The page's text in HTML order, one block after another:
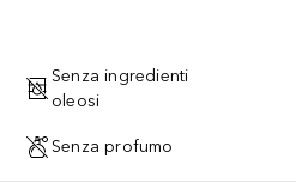
Senza ingredienti
oleosi
Senza profumo